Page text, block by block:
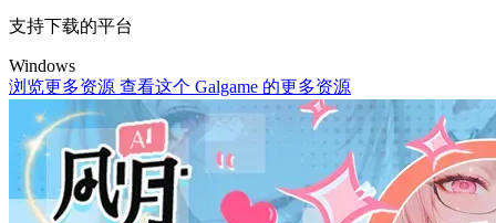
支持下载的平台
Windows
浏览更多资源 查看这个 Galgame 的更多资源